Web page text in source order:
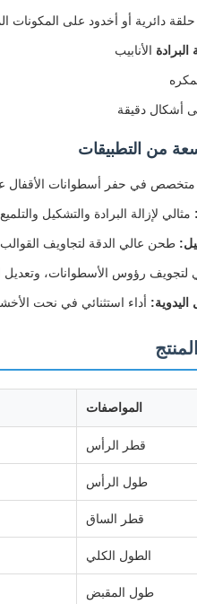
حلقة دائرية أو أخدود على المكونات
الأنابيب
أشكال دقيقة
من التطبيقات
متخصص في حفر أسطوانات الأقفال
مثالي لإزالة البرادة والتشكيل
طحن عالي الدقة لتجاويف القوالب
لتجويف رؤوس الأسطوانات، وتعديل
اليدوية: أداء استثنائي في نحت
المواصفات
قطر الرأس
طول الرأس
قطر الساق
الطول الكلي
طول المقبض